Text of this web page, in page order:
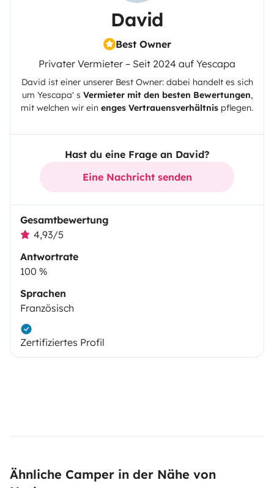
David
Best Owner
Privater Vermieter – Seit 2024 auf Yescapa
David ist einer unserer Best Owner: dabei handelt es sich
um Yescapa' s Vermieter mit den besten Bewertungen,
mit welchen wir ein enges Vertrauensverhältnis pflegen.
Hast du eine Frage an David?
Eine Nachricht senden
Gesamtbewertung
4,93/5
Antwortrate
100 %
Sprachen
Französisch
Zertifiziertes Profil
Ähnliche Camper in der Nähe von